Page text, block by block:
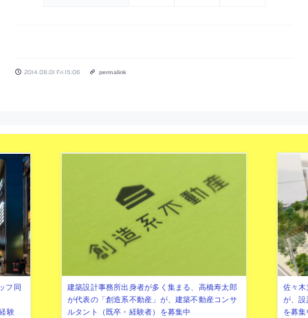
2014.08.01 Fri 15:06 permalink
フ同
験
建築設計事務所出身者が多く集まる、高橋寿太郎
が代表の「創造系不動産」が、建築不動産コンサ
ルタント（既卒・経験者）を募集中
佐々
が、
を募